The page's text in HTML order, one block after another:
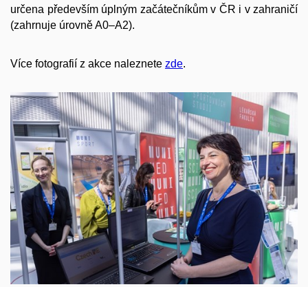
určena především úplným začátečníkům v ČR i v zahraničí
(zahrnuje úrovně A0–A2).
Více fotografií z akce naleznete zde.